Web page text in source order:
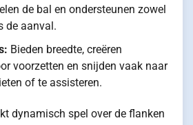
de bal en ondersteunen zowel
de aanval.
Bieden breedte, creëren
voorzetten en snijden vaak naar
of te assisteren.
dynamisch spel over de flanken